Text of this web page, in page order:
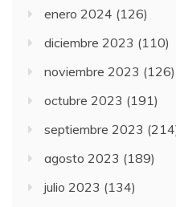
enero 2024 (126)
diciembre 2023 (110)
noviembre 2023 (126)
octubre 2023 (191)
septiembre 2023
agosto 2023 (189)
julio 2023 (134)